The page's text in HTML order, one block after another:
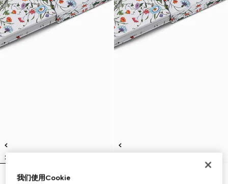
Gucci：桑蚕丝艺术 (Italian)
我们使用Cookie